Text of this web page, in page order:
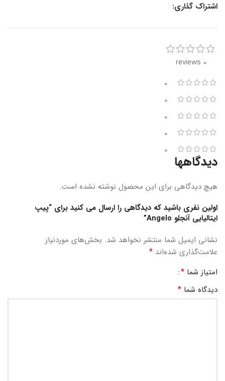
اشتراک گذاری:
0 reviews
0
0
0
0
0
دیدگاهها
هیچ دیدگاهی برای این محصول نوشته نشده است.
اولین نفری باشید که دیدگاهی را ارسال می کنید برای “پیپ
ایتالیایی آنجلو Angelo”
نشانی ایمیل شما منتشر نخواهد شد. بخش‌های موردنیاز
علامت‌گذاری شده‌اند *
امتیاز شما *
دیدگاه شما *